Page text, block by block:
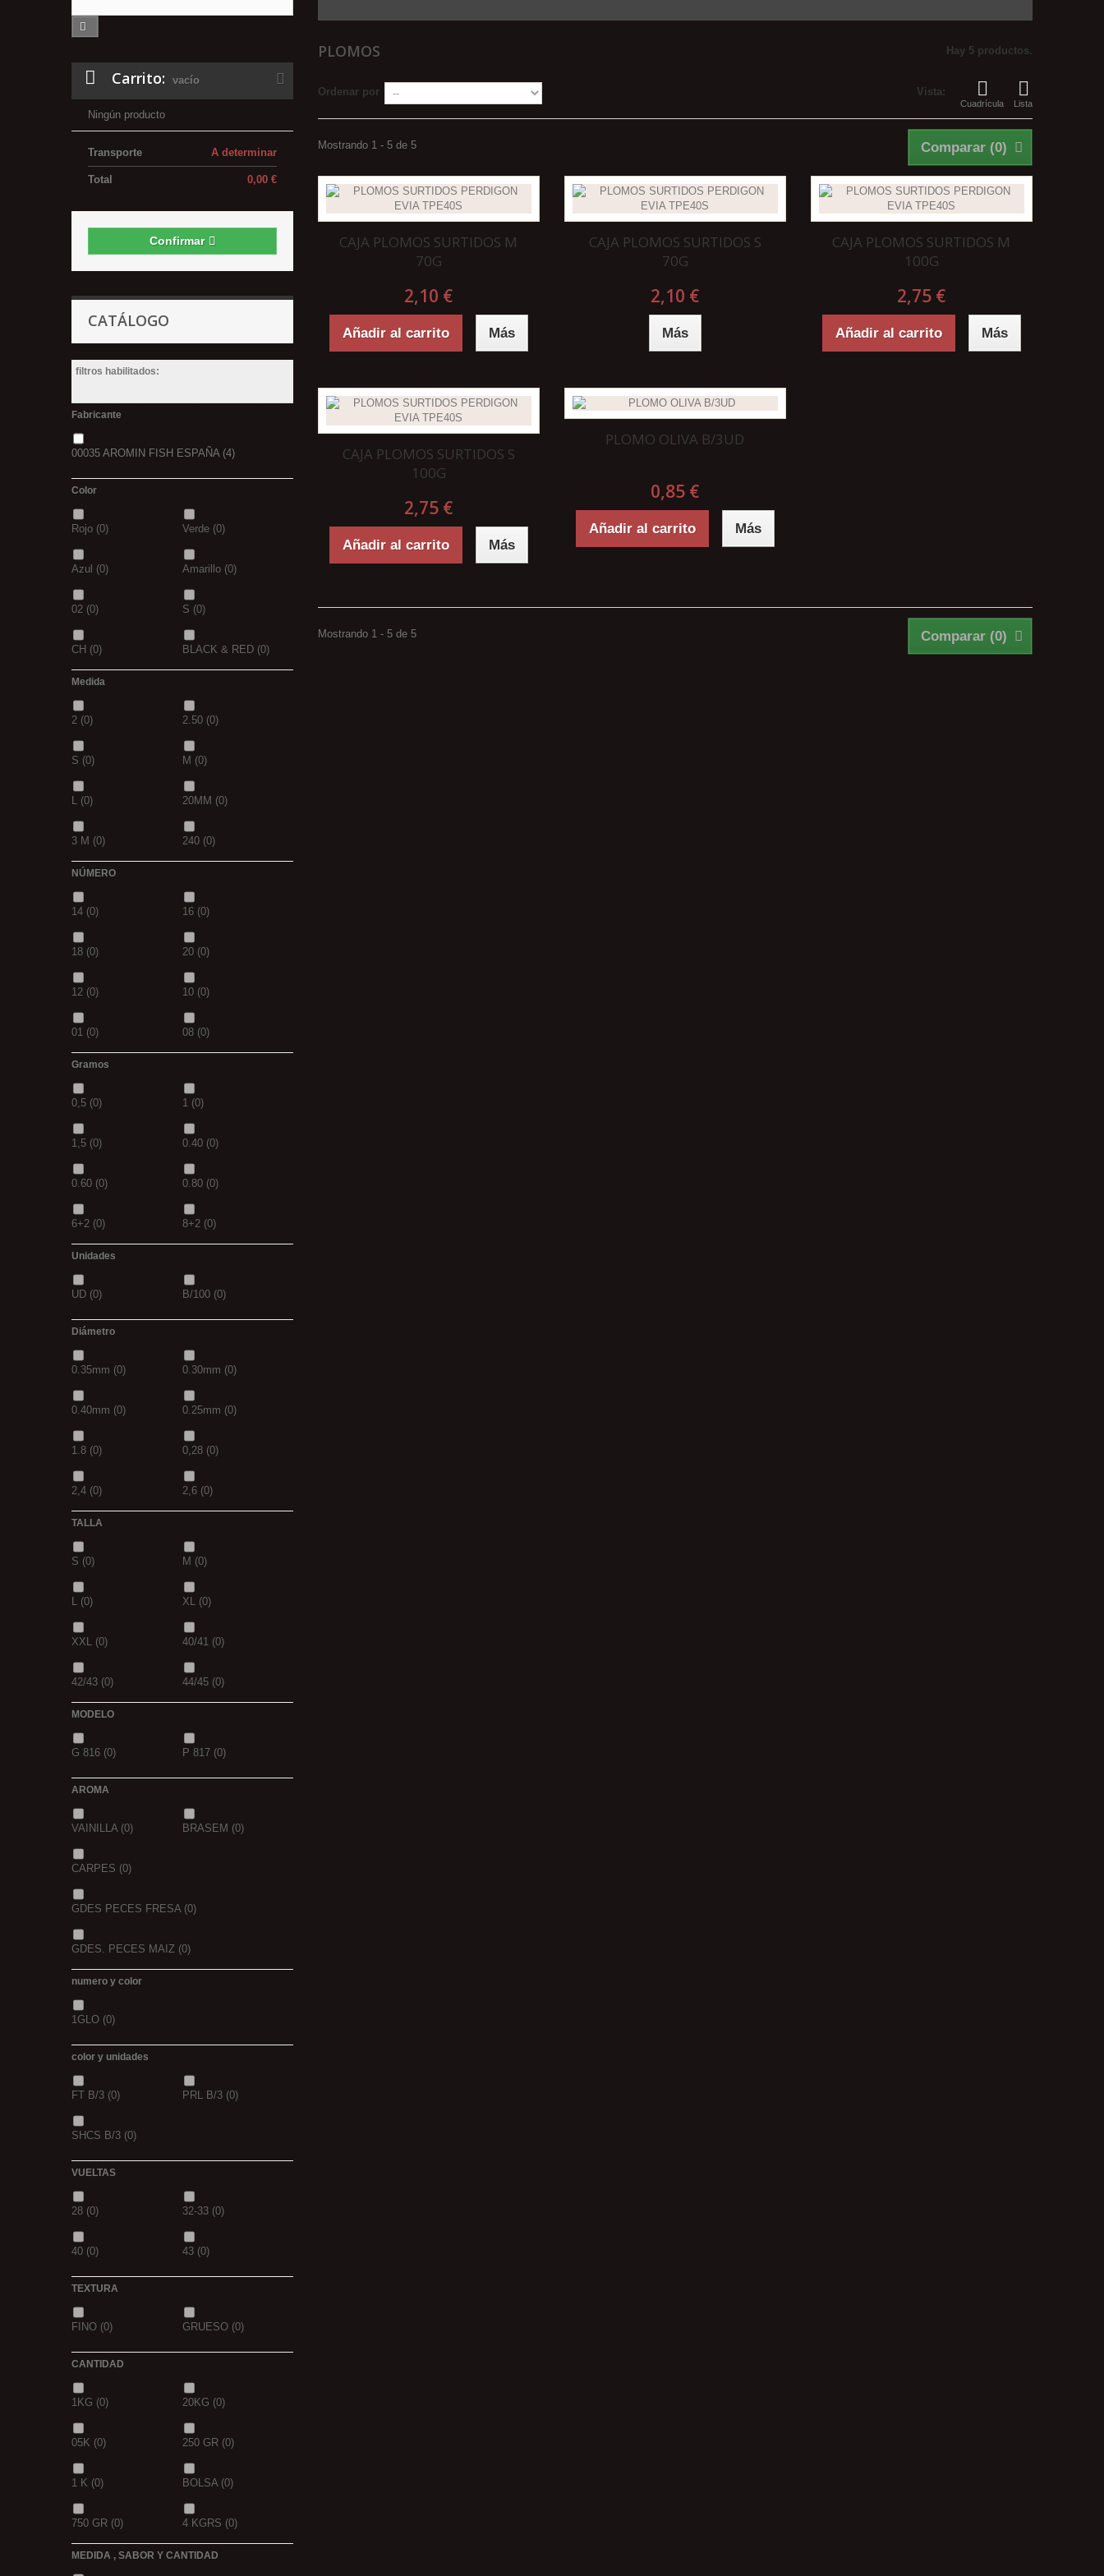
Carrito: vacío
Ningún producto
A determinar
Transporte
0,00 €
Total
Confirmar
CATÁLOGO
filtros habilitados:
Fabricante
00035 AROMIN FISH ESPAÑA(4)
Color
Rojo (0) Verde (0)
Azul (0) Amarillo (0)
02 (0) S (0)
CH (0) BLACK & RED (0)
(0) (0)
(0) (0)
(0)
(0) (0)
D.GREN PURPLE
18(0) blanca
Medida
2 (0) 2.50 (0)
S (0) M (0)
L (0) 20MM (0)
3 M (0) 240 (0)
(0) (0)
(0) (0)
8MM (0) 2 M (0)
(0) 30-25
35-30 1,10M
1,30M 2,5M
5/0 21MM
NÚMERO
14 (0) 16 (0)
18 (0) 20 (0)
12 (0) 10 (0)
01 (0) 08 (0)
(0) 3/0 (0)
(0) (0)
(0) (0)
(0) (0)
43(0) 44(0)
Gramos
0,5 (0) 1 (0)
1,5 (0) 0.40 (0)
0.60 (0) 0.80 (0)
6+2 (0) 8+2 (0)
(0) (0)
Unidades
UD (0) B/100 (0)
Diámetro
0.35mm (0) 0.30mm (0)
0.40mm (0) 0.25mm (0)
1.8 (0) 0,28 (0)
2,4 (0) 2,6 (0)
1,5 (0) (0)
2,3 (0)
TALLA
S (0) M (0)
L (0) XL (0)
XXL (0) 40/41 (0)
42/43 (0) 44/45 (0)
MODELO
G 816 (0) P 817 (0)
AROMA
VAINILLA(0) BRASEM (0)
CARPES (0)
GDES PECES FRESA(0)
GDES. PECES MAIZ (0)
GDES. PECES SCOPEX
TIGERNUTS
MIEL OCEAN LIVER
GOLDEN X
numero y color
1GLO (0)
color y unidades
FT B/3 (0) PRL B/3 (0)
SHCS B/3 (0)
VUELTAS
28 (0) 32-33 (0)
40 (0) 43 (0)
TEXTURA
FINO (0) GRUESO (0)
CANTIDAD
1KG (0) 20KG (0)
05K (0) 250 GR (0)
1 K (0) BOLSA(0)
750 GR (0) 4 KGRS (0)
(0)
MEDIDA , SABOR Y CANTIDAD
PLOMOS Hay 5 productos.
Vista:
Cuadrícula Lista
Ordenar por
Comparar (0)
Mostrando 1 - 5 de 5
CAJA PLOMOS SURTIDOS M
70G
2,10 €
Añadir al carrito Más
CAJA PLOMOS SURTIDOS S
70G
2,10 €
Más
CAJA PLOMOS SURTIDOS M
100G
2,75 €
Añadir al carrito Más
CAJA PLOMOS SURTIDOS S
100G
2,75 €
Añadir al carrito Más
PLOMO OLIVA B/3UD
0,85 €
Añadir al carrito Más
Comparar (0)
Mostrando 1 - 5 de 5